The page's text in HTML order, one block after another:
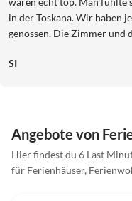
in der Toskana. Wir haben
genossen. Die Zimmer und
Fahrminuten ist man in der
man aber eigentlich nur am
PS: den Biomüll bekommen
Minischweine, sehr süß:-)
SI
Angebote von
Hier findest du 6 Last
für Ferienhäuser,